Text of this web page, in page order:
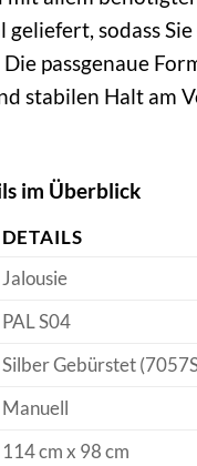
sodass
passgenaue
stabilen Halt am
im Überblick
DETAILS
Jalousie
PAL S04
Silber Gebürstet
Manuell
114 cm x 98 cm